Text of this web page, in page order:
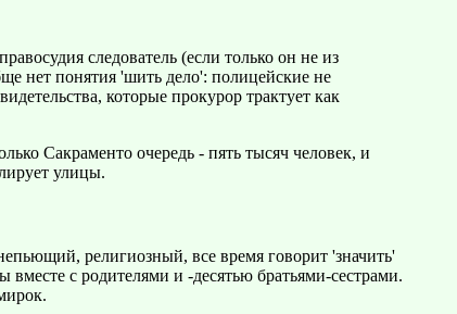
следователь (если только он не из
нет понятия 'шить дело': полицейские не
которые прокурор трактует как
Сакраменто очередь - пять тысяч человек, и
улицы.
религиозный, все время говорит 'значить'
с родителями и -десятью братьями-сестрами.